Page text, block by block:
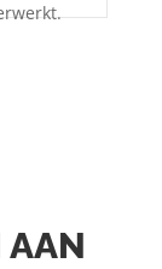
AAN